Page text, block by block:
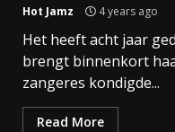
Hot Jamz 4 years ago
Het heeft acht jaar
brengt binnenkort
zangeres kondigde...
Read More